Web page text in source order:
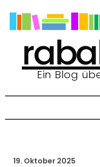
Inhalt
springen
Ein Blog
19. Oktober 2025